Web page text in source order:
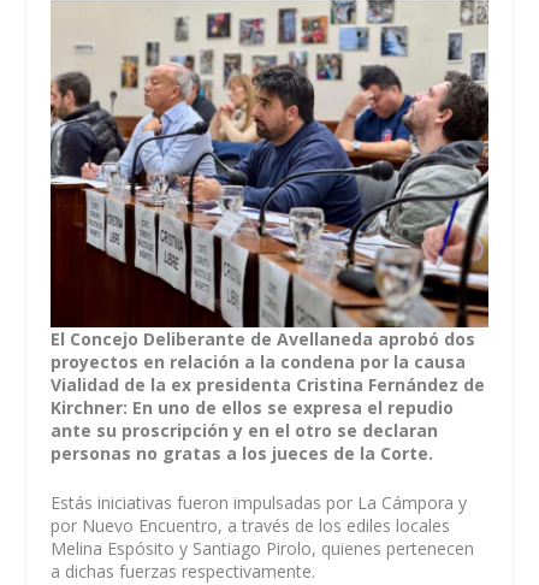
El Concejo Deliberante de Avellaneda aprobó dos
proyectos en relación a la condena por la causa
Vialidad de la ex presidenta Cristina Fernández de
Kirchner: En uno de ellos se expresa el repudio
ante su proscripción y en el otro se declaran
personas no gratas a los jueces de la Corte.
Estás iniciativas fueron impulsadas por La Cámpora y
por Nuevo Encuentro, a través de los ediles locales
Melina Espósito y Santiago Pirolo, quienes pertenecen
a dichas fuerzas respectivamente.